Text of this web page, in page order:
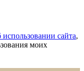
сайта,
моих